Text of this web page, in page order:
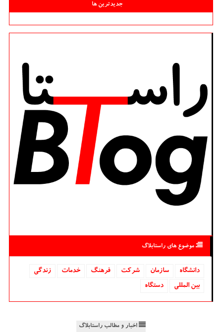
جدیدترین ها
موضوع های راستابلاگ
دانشگاه‌ سازمان شركت فرهنگ خدمات
زندگی
بین المللی
دستگاه
اخبار و مطالب راستابلاگ